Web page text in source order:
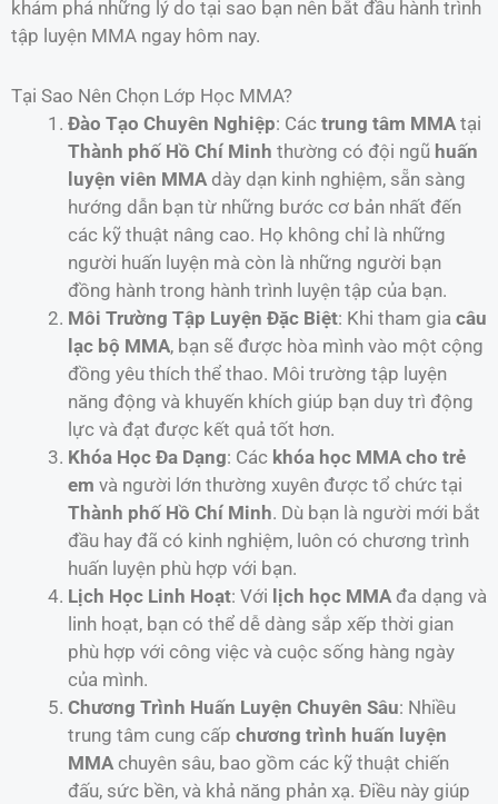
khám phá những lý do tại sao bạn nên bắt đầu hành trình
tập luyện MMA ngay hôm nay.
Tại Sao Nên Chọn Lớp Học MMA?
Đào Tạo Chuyên Nghiệp: Các trung tâm MMAtại
Thành phố Hồ Chí Minh thường có đội ngũ huấn
luyện viên MMAdày dạn kinh nghiệm, sẵn sàng
hướng dẫn bạn từ những bước cơ bản nhất đến
các kỹ thuật nâng cao. Họ không chỉ là những
người huấn luyện mà còn là những người bạn
đồng hành trong hành trình luyện tập của bạn.
Môi Trường Tập Luyện Đặc Biệt: Khi tham gia câu
lạc bộ MMA, bạn sẽ được hòa mình vào một cộng
đồng yêu thích thể thao. Môi trường tập luyện
năng động và khuyến khích giúp bạn duy trì động
lực và đạt được kết quả tốt hơn.
Khóa Học Đa Dạng: Các khóa học MMA cho trẻ
em và người lớn thường xuyên được tổ chức tại
Thành phố Hồ Chí Minh. Dù bạn là người mới bắt
đầu hay đã có kinh nghiệm, luôn có chương trình
huấn luyện phù hợp với bạn.
Lịch Học Linh Hoạt: Với lịch học MMAđa dạng và
linh hoạt, bạn có thể dễ dàng sắp xếp thời gian
phù hợp với công việc và cuộc sống hàng ngày
của mình.
Chương Trình Huấn Luyện Chuyên Sâu: Nhiều
trung tâm cung cấp chương trình huấn luyện
MMAchuyên sâu, bao gồm các kỹ thuật chiến
đấu, sức bền, và khả năng phản xạ. Điều này giúp